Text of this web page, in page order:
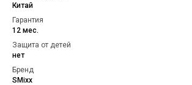
Китай
Гарантия
12 мес.
Защита от детей
нет
Бренд
SMixx